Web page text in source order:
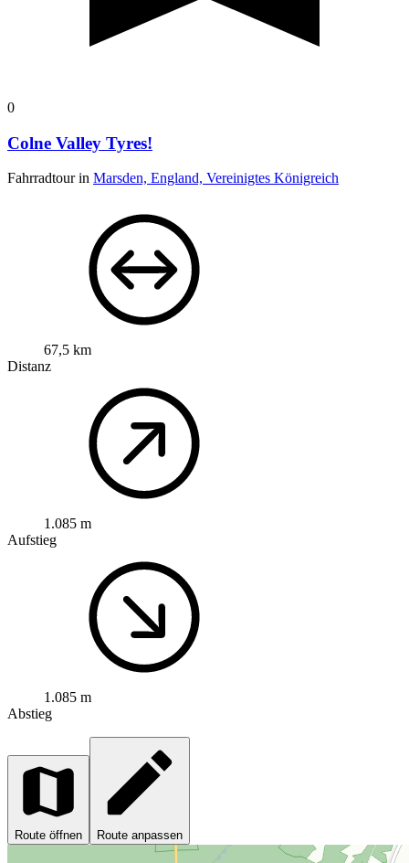
0
Colne Valley Tyres!
Fahrradtour in Marsden, England, Vereinigtes Königreich
67,5 km
Distanz
1.085 m
Aufstieg
1.085 m
Abstieg
Route öffnen Route anpassen